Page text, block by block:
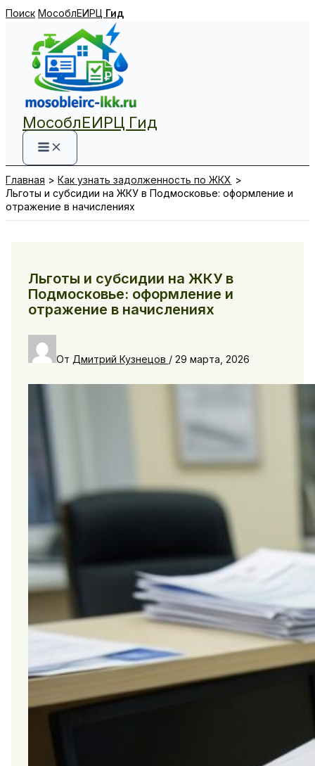
Перейти
содержимому
Поиск МособлЕИРЦ Гид
МособлЕИРЦ Гид
Главная
Как узнать задолженность по ЖКХ
Льготы и субсидии на ЖКУ в Подмосковье: оформление и
отражение в начислениях
Льготы и субсидии на ЖКУ в
Подмосковье: оформление и
отражение в начислениях
От Дмитрий Кузнецов / 29 марта, 2026